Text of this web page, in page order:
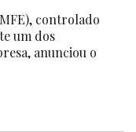
controlado
um dos
anunciou o